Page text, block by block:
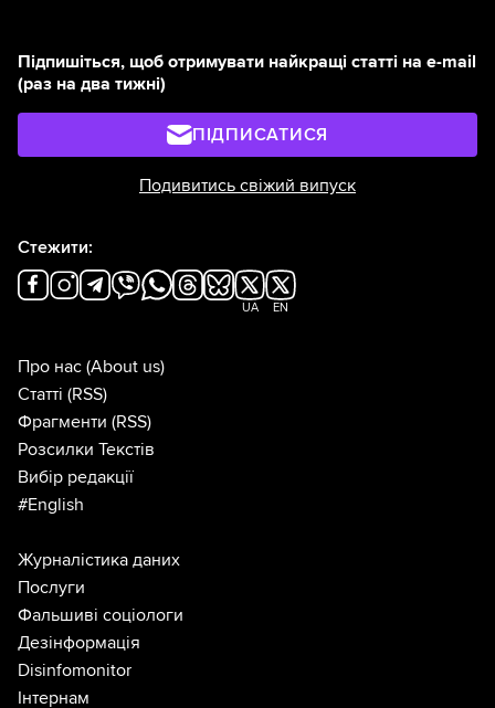
Підпишіться, щоб отримувати найкращі статті на e-mail
(раз на два тижні)
ПІДПИСАТИСЯ
Подивитись свіжий випуск
Стежити:
UA EN
Про нас (About us)
Статті (RSS)
Фрагменти (RSS)
Розсилки Текстів
Вибір редакції
#English
Журналістика даних
Послуги
Фальшиві соціологи
Дезінформація
Disinfomonitor
Інтернам